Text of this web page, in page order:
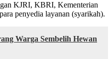
KJRI, KBRI, Kementerian
penyedia layanan (syarikah).
Warga Sembelih Hewan